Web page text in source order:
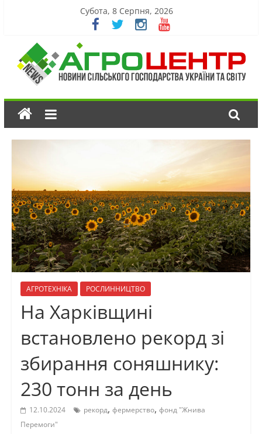
Субота, 8 Серпня, 2026
АГРОТЕХНІКА РОСЛИННИЦТВО
На Харківщині
встановлено рекорд зі
збирання соняшнику:
230 тонн за день
12.10.2024 рекорд, фермерство, фонд "Жнива
Перемоги"